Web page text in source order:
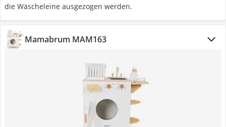
die Wäscheleine ausgezogen werden.
Mamabrum MAM163